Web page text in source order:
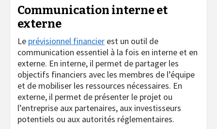
Communication interne et
externe
Le prévisionnel financier est un outil de
communication essentiel à la fois en interne et en
externe. En interne, il permet de partager les
objectifs financiers avec les membres de l’équipe
et de mobiliser les ressources nécessaires. En
externe, il permet de présenter le projet ou
l’entreprise aux partenaires, aux investisseurs
potentiels ou aux autorités réglementaires.